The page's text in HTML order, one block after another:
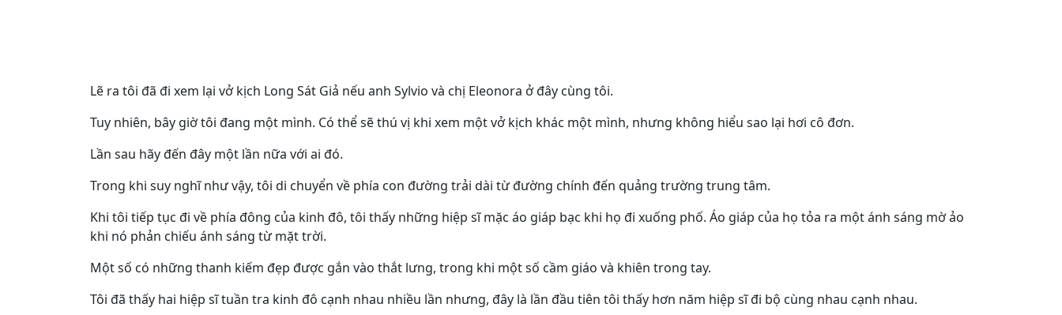
Lẽ ra tôi đã đi xem lại vở kịch Long Sát Giả nếu anh Sylvio và chị Eleonora ở đây cùng tôi.
Tuy nhiên, bây giờ tôi đang một mình. Có thể sẽ thú vị khi xem một vở kịch khác một mình, nhưng không hiểu sao lại hơi cô đơn.
Lần sau hãy đến đây một lần nữa với ai đó.
Trong khi suy nghĩ như vậy, tôi di chuyển về phía con đường trải dài từ đường chính đến quảng trường trung tâm.
Khi tôi tiếp tục đi về phía đông của kinh đô, tôi thấy những hiệp sĩ mặc áo giáp bạc khi họ đi xuống phố. Áo giáp của họ tỏa ra một ánh sáng mờ ảo
khi nó phản chiếu ánh sáng từ mặt trời.
Một số có những thanh kiếm đẹp được gắn vào thắt lưng, trong khi một số cầm giáo và khiên trong tay.
Tôi đã thấy hai hiệp sĩ tuần tra kinh đô cạnh nhau nhiều lần nhưng, đây là lần đầu tiên tôi thấy hơn năm hiệp sĩ đi bộ cùng nhau cạnh nhau.